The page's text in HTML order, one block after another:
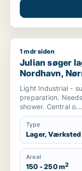
Julian søger lager
1 mdr siden
Julian søger
Nordhavn,
m.fl.
Light Industrial -
preparation.
shower. Central o...
Type
Lager, Værksted
Areal
150 - 250 m2